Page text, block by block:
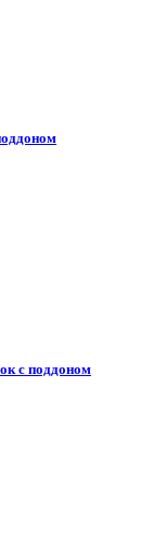
с поддоном